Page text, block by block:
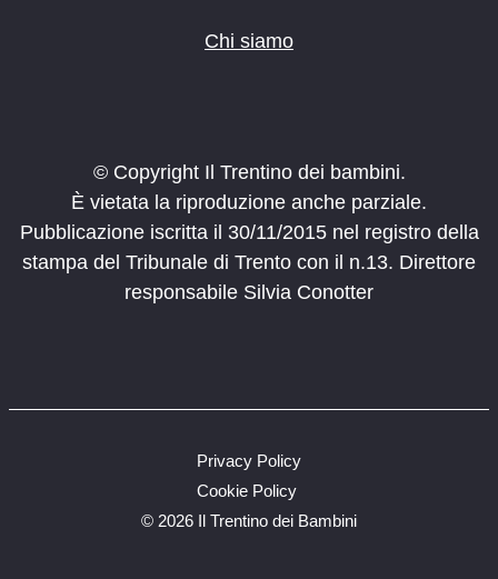
Chi siamo
© Copyright Il Trentino dei bambini.
È vietata la riproduzione anche parziale.
Pubblicazione iscritta il 30/11/2015 nel registro della
stampa del Tribunale di Trento con il n.13. Direttore
responsabile Silvia Conotter
© 2026 Il Trentino dei Bambini
Privacy Policy
Cookie Policy